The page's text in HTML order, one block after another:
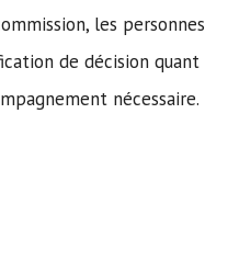
les personnes
de décision quant
nécessaire.